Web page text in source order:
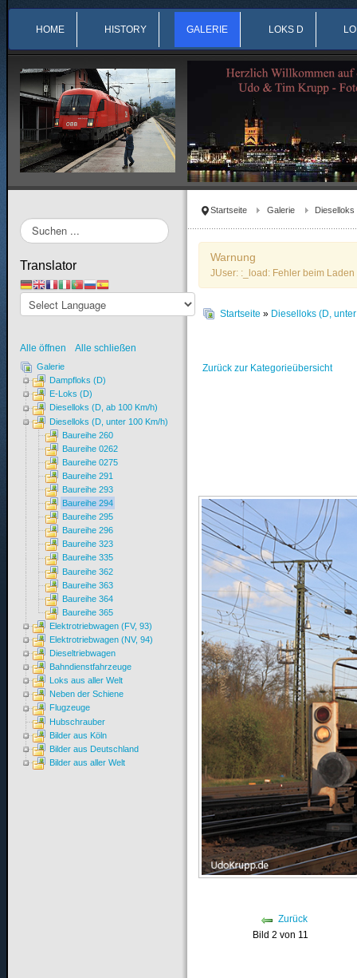
HOME HISTORY GALERIE LOKS D
Startseite Galerie
Warnung
JUser: :_load: Fehler beim
Startseite » Dieselloks (D,
Zurück zur Kategorieübersicht
Zurück
Bild 2 von 11
Suchen
...
Translator
Alle öffnen Alle schließen
Galerie
Dampfloks (D)
E-Loks (D)
Dieselloks (D, ab 100 Km/h)
Dieselloks (D, unter 100 Km/h)
Baureihe 260
Baureihe 0262
Baureihe 0275
Baureihe 291
Baureihe 293
Baureihe 294
Baureihe 295
Baureihe 296
Baureihe 323
Baureihe 335
Baureihe 362
Baureihe 363
Baureihe 364
Baureihe 365
Elektrotriebwagen (FV, 93)
Elektrotriebwagen (NV, 94)
Dieseltriebwagen
Bahndienstfahrzeuge
Loks aus aller Welt
Neben der Schiene
Flugzeuge
Hubschrauber
Bilder aus Köln
Bilder aus Deutschland
Bilder aus aller Welt